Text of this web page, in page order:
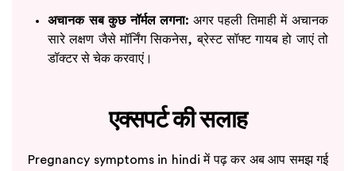
अचानक सब कुछ नॉर्मल लगना: अगर पहली तिमाही में अचानक
सारे लक्षण जैसे मॉर्निंग सिकनेस, ब्रेस्ट सॉफ्ट गायब हो जाएं तो
डॉक्टर से चेक करवाएं।
एक्सपर्ट की सलाह
Pregnancy symptoms in hindi में पढ़ कर अब आप समझ गई